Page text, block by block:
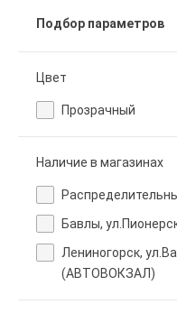
Подбор параметров
Цвет
Прозрачный
Наличие в магазинах
Бавлы,
Лениногорск,
(АВТОВОКЗАЛ)